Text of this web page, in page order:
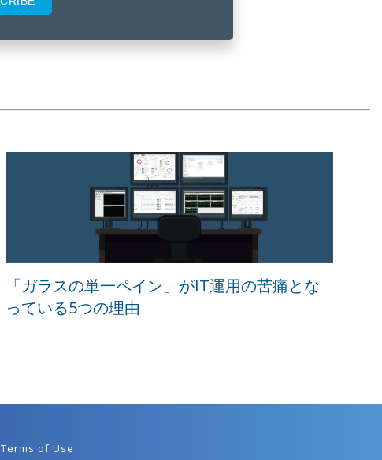
「ガラスの単一ペイン」がIT運用の苦痛とな
っている5つの理由
Terms of Use